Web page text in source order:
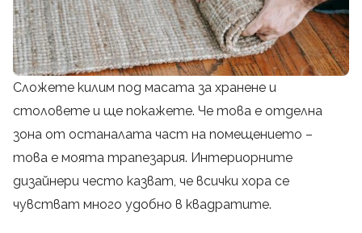
Сложете килим под масата за хранене и
столовете и ще покажете. Че това е отделна
зона от останалата част на помещението –
това е моята трапезария. Интериорните
дизайнери често казват, че всички хора се
чувстват много удобно в квадратите.